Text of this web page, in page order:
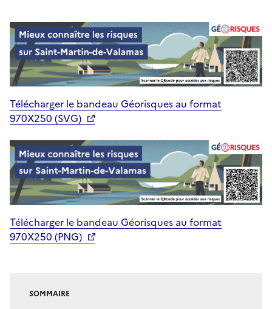
Télécharger le bandeau Géorisques au format
970X250 (SVG)
Télécharger le bandeau Géorisques au format
970X250 (PNG)
SOMMAIRE